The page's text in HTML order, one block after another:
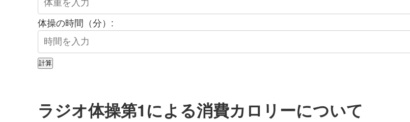
体操の時間（分）:
計算
ラジオ体操第1による消費カロリーについて